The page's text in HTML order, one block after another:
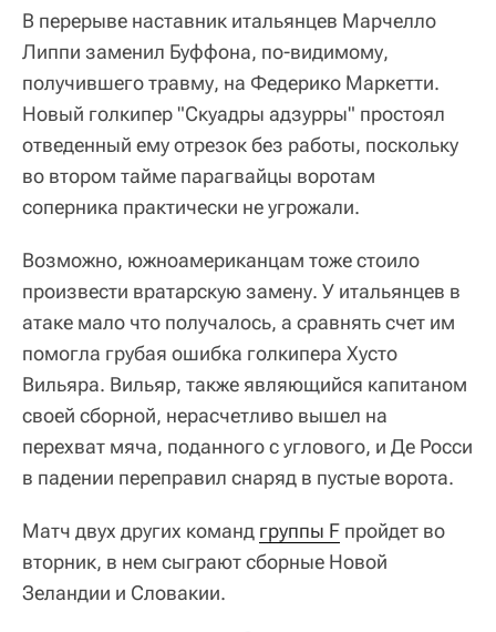
В перерыве наставник итальянцев Марчелло
Липпи заменил Буффона, по-видимому,
получившего травму, на Федерико Маркетти.
Новый голкипер "Скуадры адзурры" простоял
отведенный ему отрезок без работы, поскольку
во втором тайме парагвайцы воротам
соперника практически не угрожали.
Возможно, южноамериканцам тоже стоило
произвести вратарскую замену. У итальянцев в
атаке мало что получалось, а сравнять счет им
помогла грубая ошибка голкипера Хусто
Вильяра. Вильяр, также являющийся капитаном
своей сборной, нерасчетливо вышел на
перехват мяча, поданного с углового, и Де Росси
в падении переправил снаряд в пустые ворота.
Матч двух других команд группы F пройдет во
вторник, в нем сыграют сборные Новой
Зеландии и Словакии.